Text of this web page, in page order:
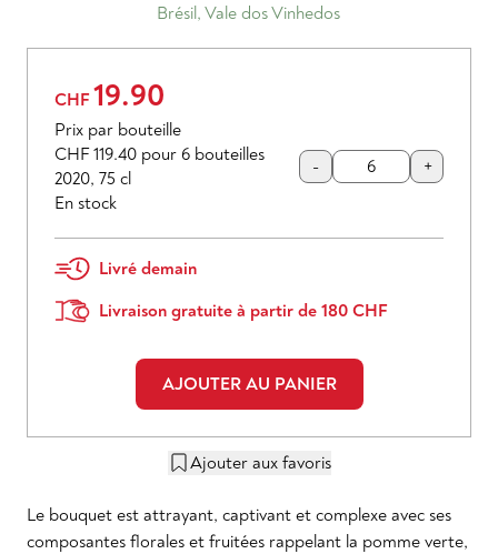
Brésil, Vale dos Vinhedos
CHF 19.90
Prix par bouteille
CHF 119.40 pour 6 bouteilles
2020, 75 cl
En stock
- +
Livré demain
Livraison gratuite à partir de 180 CHF
AJOUTER AU PANIER
Ajouter aux favoris
Le bouquet est attrayant, captivant et complexe avec ses
composantes florales et fruitées rappelant la pomme verte,